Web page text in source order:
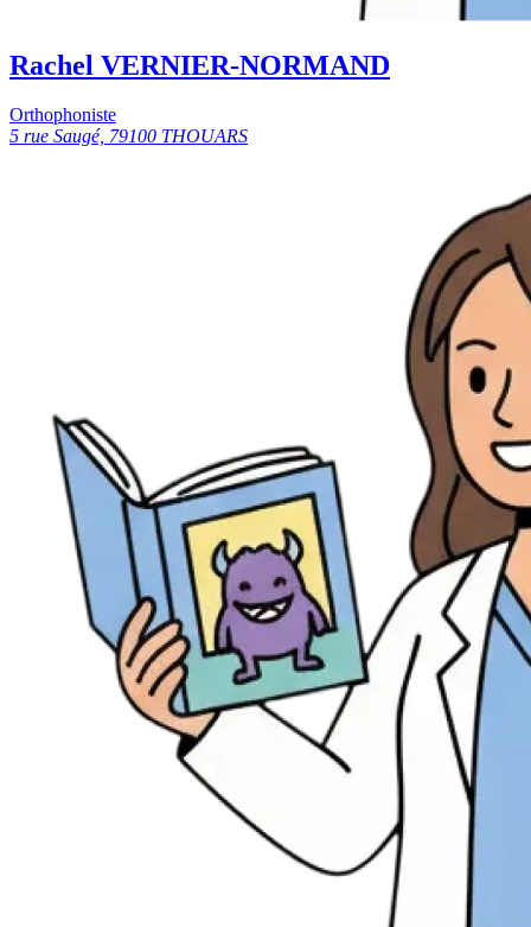
Rachel VERNIER-NORMAND
Orthophoniste
5 rue Saugé, 79100 THOUARS